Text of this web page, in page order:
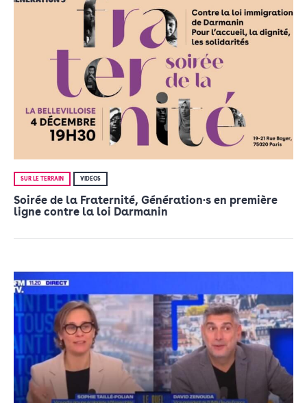
SUR LE TERRAIN VIDÉOS
Soirée de la Fraternité, Génération·s en première
ligne contre la loi Darmanin